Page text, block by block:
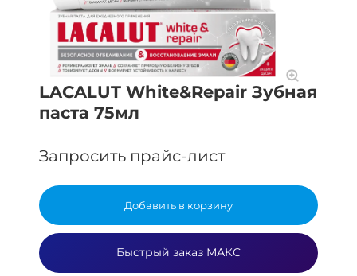
LACALUT White&Repair Зубная
паста 75мл
Запросить прайс-лист
Добавить в корзину
Быстрый заказ МАКС